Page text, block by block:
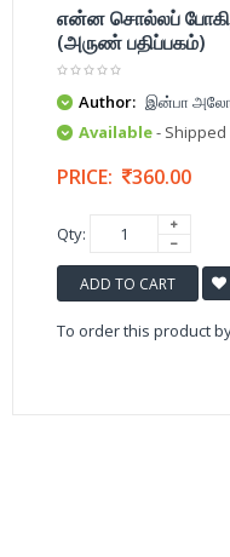
என்ன சொல்லப்
(அருண் பதிப்பகம்)
Author: இன்பா
Available-
PRICE: 360.00
Qty:
ADD TO CART
To order this product